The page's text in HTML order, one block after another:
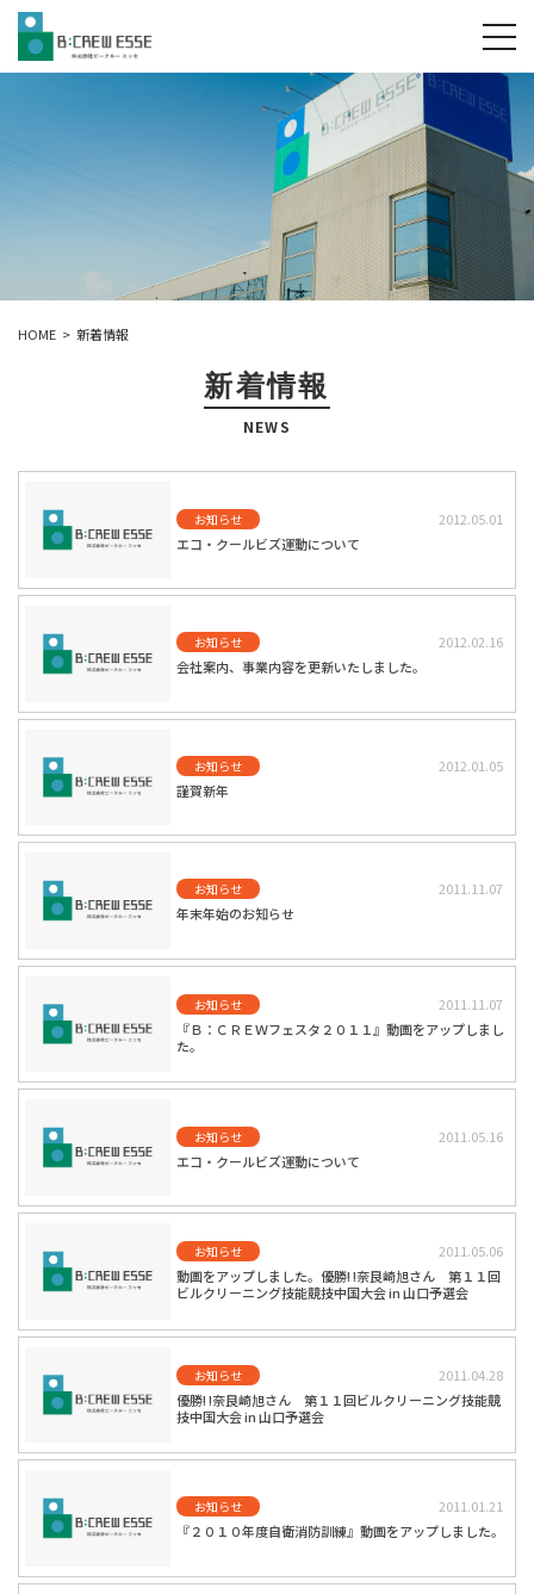
HOME 新着情報
新着情報
NEWS
お知らせ
エコ・クールビズ運動について
2012.05.01
お知らせ
会社案内、事業内容を更新いたしました。
2012.02.16
お知らせ
謹賀新年
2012.01.05
お知らせ
年末年始のお知らせ
2011.11.07
お知らせ
『Ｂ：ＣＲＥＷフェスタ２０１１』動画をアップしまし
た。
2011.11.07
お知らせ
エコ・クールビズ運動について
2011.05.16
お知らせ
動画をアップしました。優勝! !奈良崎旭さん 第１１回
ビルクリーニング技能競技中国大会 in 山口予選会
2011.05.06
お知らせ
優勝! !奈良崎旭さん 第１１回ビルクリーニング技能競
技中国大会 in 山口予選会
2011.04.28
お知らせ
『２０１０年度自衛消防訓練』動画をアップしました。
2011.01.21